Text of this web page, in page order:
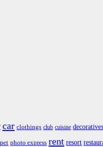
car clothings club cuisine decoratives
pet photo express rent resort